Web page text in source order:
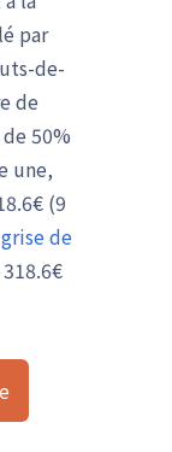
par
de-
de
50%
une,
(9
de